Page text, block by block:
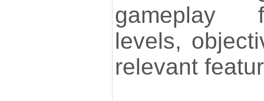
gameplay
levels,
relevant